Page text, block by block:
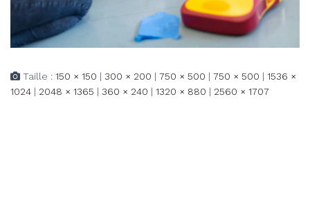
Taille : 150 × 150 | 300 × 200 | 750 × 500 | 750 × 500 | 1536 ×
1024 | 2048 × 1365 | 360 × 240 | 1320 × 880 | 2560 × 1707